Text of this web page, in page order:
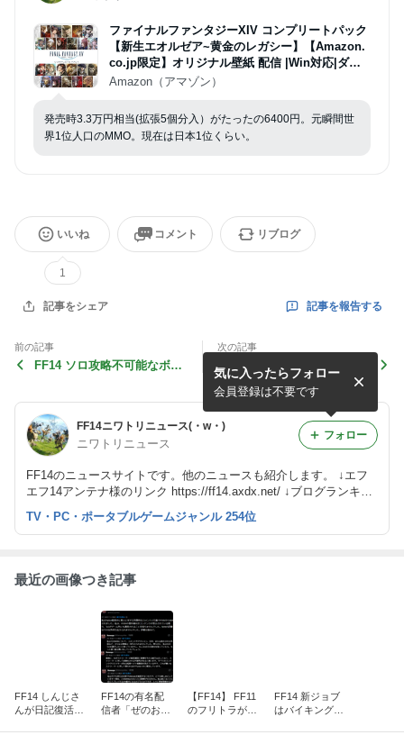
ファイナルファンタジーXIV コンプリートパック
【新生エオルゼア~黄金のレガシー】【Amazon.
co.jp限定】オリジナル壁紙 配信 |Win対応|ダウ
ンロード版
Amazon（アマゾン）
発売時3.3万円相当(拡張5個分入）がたったの6400円。元瞬間世
界1位人口のMMO。現在は日本1位くらい。
いいね
1
コメント リブログ
記事をシェア 記事を報告する
前の記事
FF14 ソロ攻略不可能なボス
次の記事
FF14 絶はプレイしない人が
９０％以上だから配信見て面
白い方向に舵を切った可能
性。
FF14ニワトリニュース(・w・)
ニワトリニュース
FF14のニュースサイトです。他のニュースも紹介します。 ↓エフ
エフ14アンテナ様のリンク https://ff14.axdx.net/ ↓ブログランキン
グ https://blog.with2.net/link/?id=2133828
気に入ったらフォロー
会員登録は不要です
フォロー
TV・PC・ポータブルゲームジャンル 254位
最近の画像つき記事
FF14 しんじさ
んが日記復活、
FF14の有名配
信者「ぜのお
【FF14】 FF11
のフリトラが１
FF14 新ジョブ
はバイキング